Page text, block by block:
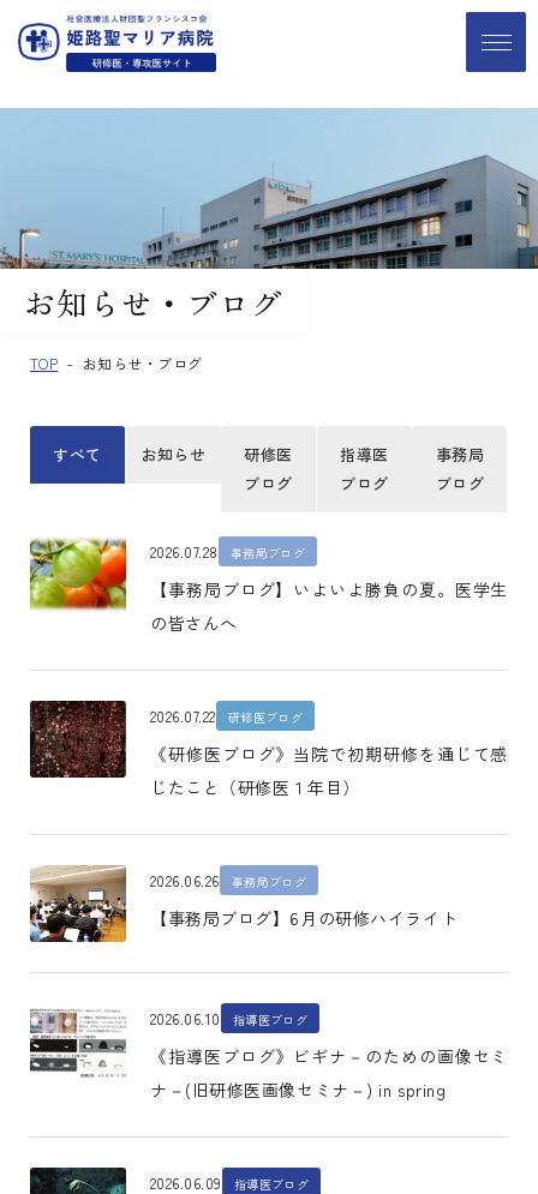
お知らせ・ブログ
TOP お知らせ・ブログ
すべて お知らせ
研修医
ブログ
指導医
ブログ
事務局
ブログ
2026.07.28 事務局ブログ
【事務局ブログ】いよいよ勝負の夏。医学生
の皆さんへ
2026.07.22 研修医ブログ
《研修医ブログ》当院で初期研修を通じて感
じたこと（研修医１年目）
2026.06.26 事務局ブログ
【事務局ブログ】6月の研修ハイライト
2026.06.10 指導医ブログ
《指導医ブログ》ビギナ－のための画像セミ
ナ－(旧研修医画像セミナ－) in spring
2026.06.09 指導医ブログ